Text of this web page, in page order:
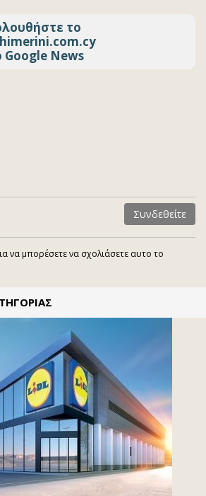
το
Google News
Συνδεθείτε
να μπορέσετε να σχολιάσετε αυτο το